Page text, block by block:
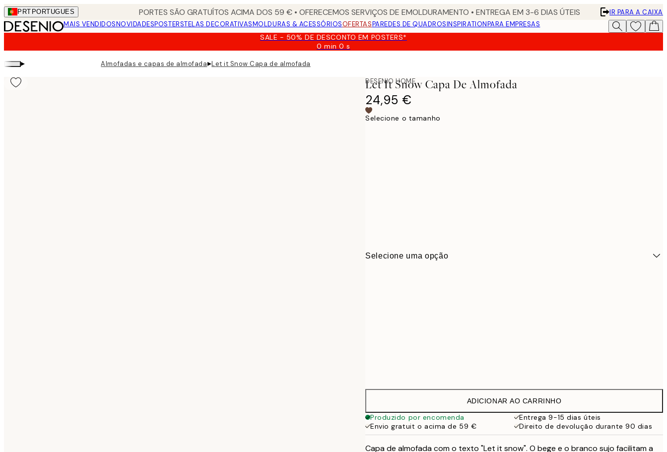
Skip
to
main
PRT PORTUGUES PORTES SÃO GRATUÍTOS ACIMA DOS 59 € • OFERECEMOS SERVIÇOS DE EMOLDURAMENTO • ENTREGA EM 3-6 DIAS ÚTEIS
IR PARA A CAIXA
MAIS VENDIDOSNOVIDADESPOSTERSTELAS DECORATIVASMOLDURAS & ACESSÓRIOSOFERTASPAREDES DE QUADROSINSPIRATIONPARA EMPRESAS
SALE - 50% DE DESCONTO EM POSTERS*
0 min0 s
Válido
▸ Almofadas e capas de almofada▸Let it Snow Capa de almofada
DESENIO HOME
Let It Snow Capa De Almofada
24,95 €
Selecione o tamanho
Selecione uma opção
50 x 50 cm
ADICIONAR AO CARRINHO
Produzido por encomenda
Entrega 9-15 dias úteis
Envio gratuit o acima de 59 €
Direito de devolução durante 90 dias
Capa de almofada com o texto "Let it snow". O bege e o branco sujo facilitam a